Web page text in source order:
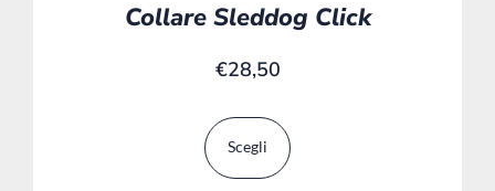
Collare Sleddog Click
€28,50
Scegli